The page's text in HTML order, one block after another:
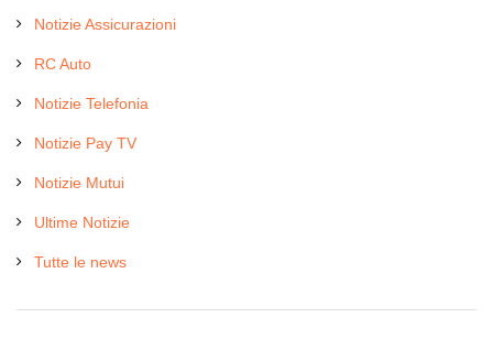
Notizie Assicurazioni
RC Auto
Notizie Telefonia
Notizie Pay TV
Notizie Mutui
Ultime Notizie
Tutte le news